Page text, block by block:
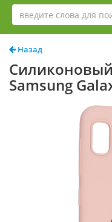
Назад
Samsung